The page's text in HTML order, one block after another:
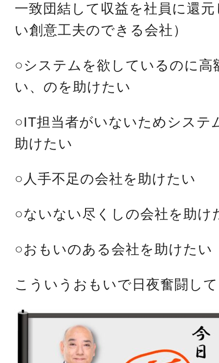
一致団結して収益を社員に還
い創意工夫のできる会社）
○システムを欲しているのに高
い、のを助けたい
○IT担当者がいないためシステ
助けたい
○人手不足の会社を助けたい
○ないない尽くしの会社を助け
○おもいのある会社を助けたい
こういうおもいで日夜奮闘し